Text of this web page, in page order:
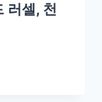
러셀, 천